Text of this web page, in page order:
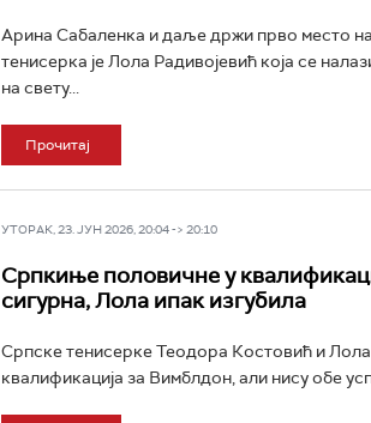
Арина Сабаленка и даље држи прво место
тенисерка је Лола Радивојевић која се
на свету...
Прочитај
УТОРАК, 23. ЈУН 2026, 20:04 -> 20:10
Српкиње половичне у
сигурна, Лола ипак изгубила
Српске тенисерке Теодора Костовић и
квалификација за Вимблдон, али нису обе